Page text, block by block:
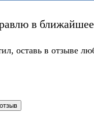
в
оставь в отзыве